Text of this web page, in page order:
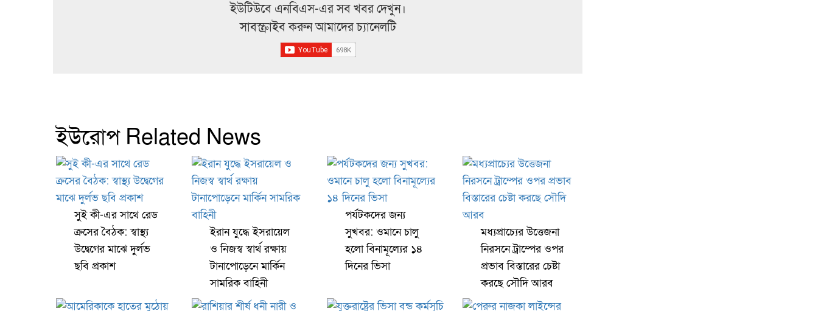
ইউটিউবে এনবিএস-এর সব খবর দেখুন।
সাবস্ক্রাইব করুন আমাদের চ্যানেলটি
ইউরোপ Related News
সুই কী-এর সাথে রেড
ক্রসের বৈঠক: স্বাস্থ্য
উদ্বেগের মাঝে দুর্লভ
ছবি প্রকাশ
ইরান যুদ্ধে ইসরায়েল
ও নিজস্ব স্বার্থ রক্ষায়
টানাপোড়েনে মার্কিন
সামরিক বাহিনী
পর্যটকদের জন্য
সুখবর: ওমানে চালু
হলো বিনামূল্যের ১৪
দিনের ভিসা
মধ্যপ্রাচ্যের উত্তেজনা
নিরসনে ট্রাম্পের ওপর
প্রভাব বিস্তারের চেষ্টা
করছে সৌদি আরব